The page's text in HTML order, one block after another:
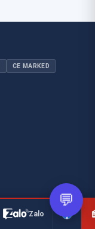
CE MARKED
Zalo
💬